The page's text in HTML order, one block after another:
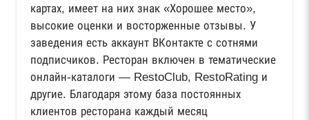
картах, имеет на них знак «Хорошее место»,
высокие оценки и восторженные отзывы. У
заведения есть аккаунт ВКонтакте с сотнями
подписчиков. Ресторан включен в тематические
онлайн-каталоги — RestoClub, RestoRating и
другие. Благодаря этому база постоянных
клиентов ресторана каждый месяц